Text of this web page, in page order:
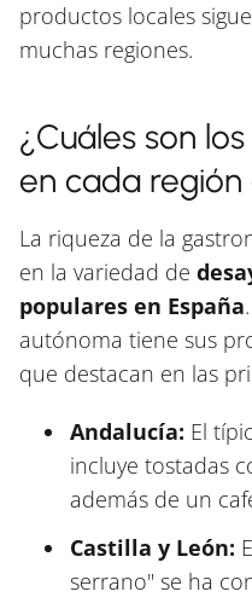
productos locales
muchas regiones.
¿Cuáles son
en cada región
La riqueza de la
en la variedad de
populares en España
autónoma tiene sus
que destacan en las
Andalucía: El
incluye tostadas
además de un
Castilla y León:
serrano" se ha